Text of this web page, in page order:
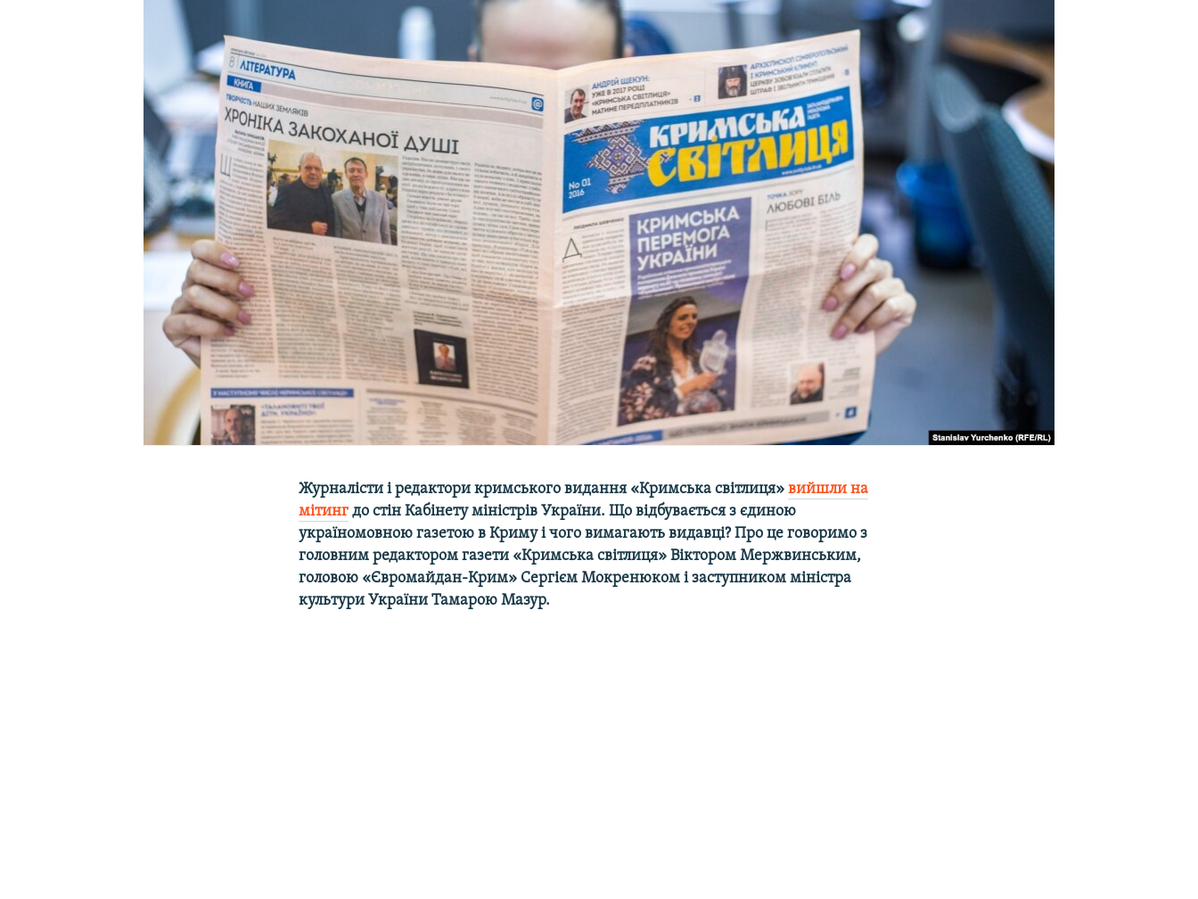
УКРАЇНСЬКА ПРОБЛЕМА КРИМУ
Журналісти і редактори кримського видання «Кримська світлиця»вийшли на
мітинг до стін Кабінету міністрів України. Що відбувається з єдиною
україномовною газетою в Криму і чого вимагають видавці? Про це говоримо з
головним редактором газети «Кримська світлиця» Віктором Мержвинським,
головою «Євромайдан-Крим» Сергієм Мокренюком і заступником міністра
культури України Тамарою Мазур.